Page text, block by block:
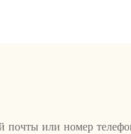
почты или номер